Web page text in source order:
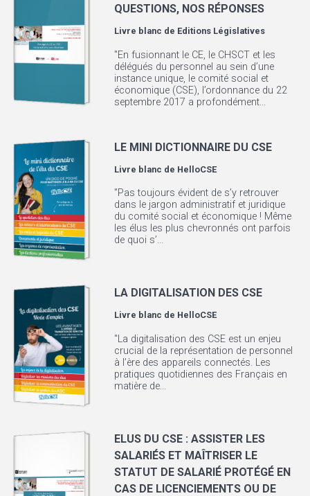
QUESTIONS, NOS RÉPONSES
Livre blanc de Editions Législatives
"En fusionnant le CE, le CHSCT et les
délégués du personnel au sein d’une
instance unique, le comité social et
économique (CSE), l’ordonnance du 22
septembre 2017 a profondément...
LE MINI DICTIONNAIRE DU CSE
Livre blanc de HelloCSE
"Pas toujours évident de s’y retrouver
dans le jargon administratif et juridique
du comité social et économique ! Même
les élus les plus chevronnés ont parfois
de quoi s’...
LA DIGITALISATION DES CSE
Livre blanc de HelloCSE
"La digitalisation des CSE est un enjeu
crucial de la représentation de personnel
à l’ère des appareils connectés. Les
pratiques quotidiennes des Français en
matière de...
ELUS DU CSE : ASSISTER LES
SALARIÉS ET MAÎTRISER LE
STATUT DE SALARIÉ PROTÉGÉ EN
CAS DE LICENCIEMENTS OU DE